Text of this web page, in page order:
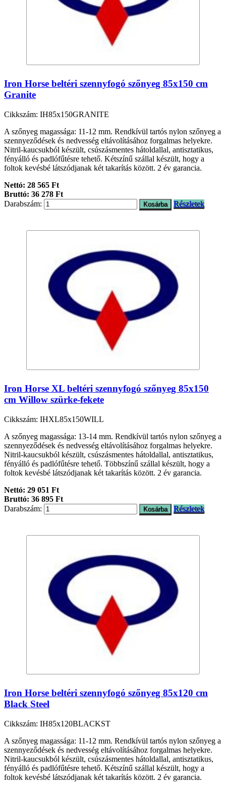
Iron Horse beltéri szennyfogó szőnyeg 85x150 cm
Granite
Cikkszám: IH85x150GRANITE
A szőnyeg magassága: 11-12 mm. Rendkívül tartós nylon szőnyeg a
szennyeződések és nedvesség eltávolításához forgalmas helyekre.
Nitril-kaucsukból készült, csúszásmentes hátoldallal, antisztatikus,
fényálló és padlófűtésre tehető. Kétszínű szállal készült, hogy a
foltok kevésbé látszódjanak két takarítás között. 2 év garancia.
Nettó: 28 565 Ft
Bruttó: 36 278 Ft
Darabszám:
Részletek
Iron Horse XL beltéri szennyfogó szőnyeg 85x150
cm Willow szürke-fekete
Cikkszám: IHXL85x150WILL
A szőnyeg magassága: 13-14 mm. Rendkívül tartós nylon szőnyeg a
szennyeződések és nedvesség eltávolításához forgalmas helyekre.
Nitril-kaucsukból készült, csúszásmentes hátoldallal, antisztatikus,
fényálló és padlófűtésre tehető. Többszínű szállal készült, hogy a
foltok kevésbé látszódjanak két takarítás között. 2 év garancia.
Nettó: 29 051 Ft
Bruttó: 36 895 Ft
Darabszám:
Részletek
Iron Horse beltéri szennyfogó szőnyeg 85x120 cm
Black Steel
Cikkszám: IH85x120BLACKST
A szőnyeg magassága: 11-12 mm. Rendkívül tartós nylon szőnyeg a
szennyeződések és nedvesség eltávolításához forgalmas helyekre.
Nitril-kaucsukból készült, csúszásmentes hátoldallal, antisztatikus,
fényálló és padlófűtésre tehető. Kétszínű szállal készült, hogy a
foltok kevésbé látszódjanak két takarítás között. 2 év garancia.